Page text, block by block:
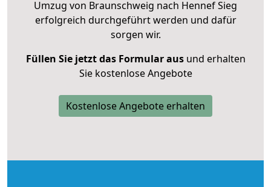
Umzug von Braunschweig nach Hennef Sieg
erfolgreich durchgeführt werden und dafür
sorgen wir.
Füllen Sie jetzt das Formular ausund erhalten
Sie kostenlose Angebote
Kostenlose Angebote erhalten